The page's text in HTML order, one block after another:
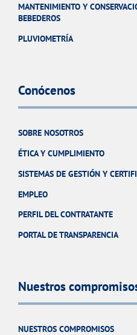
MANTENIMIENTO Y
BEBEDEROS
PLUVIOMETRÍA
Conócenos
SOBRE NOSOTROS
ÉTICA Y CUMPLIMIENTO
SISTEMAS DE GESTIÓN Y
EMPLEO
PERFIL DEL CONTRATANTE
PORTAL DE TRANSPARENCIA
Nuestros
NUESTROS COMPROMISOS